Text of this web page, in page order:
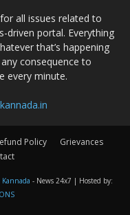
all issues related to
driven portal. Everything
that’s happening
consequence to
every minute.
Policy
Grievances
Kannada - News 24x7 | Hosted by: